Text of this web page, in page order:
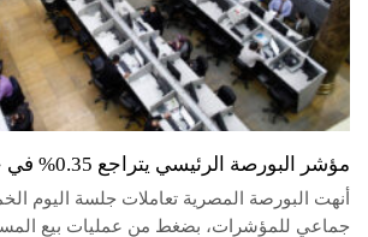
مؤشر البورصة الرئيسي يتراجع 0.35% في ختام الأسبوع
أنهت البورصة المصرية تعاملات جلسة اليوم
جماعي للمؤشرات، بضغط من عمليات بيع